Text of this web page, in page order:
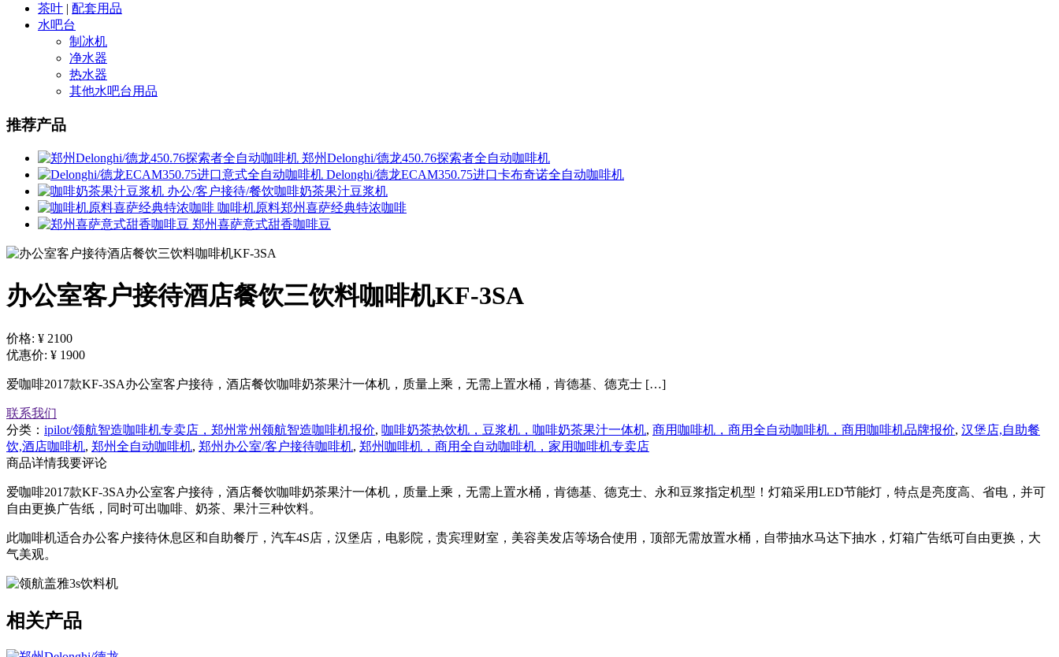
茶叶 | 配套用品
水吧台
制冰机
净水器
热水器
其他水吧台用品
推荐产品
郑州Delonghi/德龙450.76探索者全自动咖啡机
Delonghi/德龙ECAM350.75进口卡布奇诺全自动咖啡机
办公/客户接待/餐饮咖啡奶茶果汁豆浆机
咖啡机原料郑州喜萨经典特浓咖啡
郑州喜萨意式甜香咖啡豆
办公室客户接待酒店餐饮三饮料咖啡机KF-3SA
价格: ¥ 2100
优惠价: ¥ 1900
爱咖啡2017款KF-3SA办公室客户接待，酒店餐饮咖啡奶茶果汁一体机，质量上乘，无需上置水桶，肯德基、德克士 […]
联系我们
分类： ipilot/领航智造咖啡机专卖店，郑州常州领航智造咖啡机报价, 咖啡奶茶热饮机，豆浆机，咖啡奶茶果汁一体机, 商用咖啡机，商用全自动咖啡机，商用咖啡机品牌报价, 汉堡店,自助餐
饮,酒店咖啡机, 郑州全自动咖啡机, 郑州办公室/客户接待咖啡机, 郑州咖啡机，商用全自动咖啡机，家用咖啡机专卖店
商品详情我要评论
爱咖啡2017款KF-3SA办公室客户接待，酒店餐饮咖啡奶茶果汁一体机，质量上乘，无需上置水桶，肯德基、德克士、永和豆浆指定机型！灯箱采用LED节能灯，特点是亮度高、省电，并可
自由更换广告纸，同时可出咖啡、奶茶、果汁三种饮料。
此咖啡机适合办公客户接待休息区和自助餐厅，汽车4S店，汉堡店，电影院，贵宾理财室，美容美发店等场合使用，顶部无需放置水桶，自带抽水马达下抽水，灯箱广告纸可自由更换，大
气美观。
相关产品